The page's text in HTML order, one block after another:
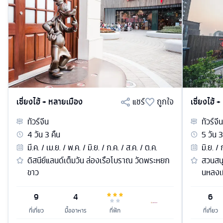
เซี่ยงไฮ้ + หลายเมือง แชร์
ถูกใจ
ทัวร์จีน
4วัน3 คืน
มี.ค. / เม.ย. / พ.ค. / มิ.ย. / ก.ค. / ส.ค. / ต.ค.
ดิสนีย์แลนด์เต็มวัน ล่องเรือโบราณ วัดพระหยก
ขาว
9
ที่เที่ยว
4
มื้ออาหาร ที่พัก
เซี่ยงไฮ้
ทัวร์จีน
5วัน3
มิ.ย. /
สวนส
นหลง
6
ที่เที่ยว